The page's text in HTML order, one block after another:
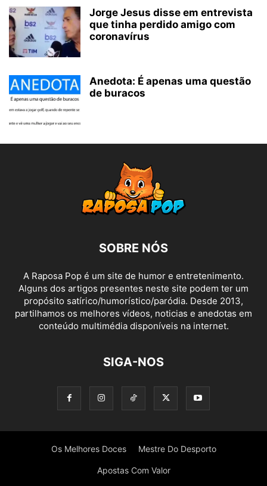
Jorge Jesus disse em entrevista
que tinha perdido amigo com
coronavírus
Anedota: É apenas uma questão
de buracos
SOBRE NÓS
A Raposa Pop é um site de humor e entretenimento.
Alguns dos artigos presentes neste site podem ter um
propósito satírico/humorístico/paródia. Desde 2013,
partilhamos os melhores vídeos, noticias e anedotas em
conteúdo multimédia disponíveis na internet.
SIGA-NOS
Os Melhores Doces Mestre Do Desporto
Apostas Com Valor